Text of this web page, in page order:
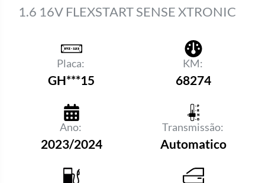
1.6 16V FLEXSTART SENSE XTRONIC
Placa:
GH***15
KM:
68274
Ano:
2023/2024
Transmissão:
Automatico